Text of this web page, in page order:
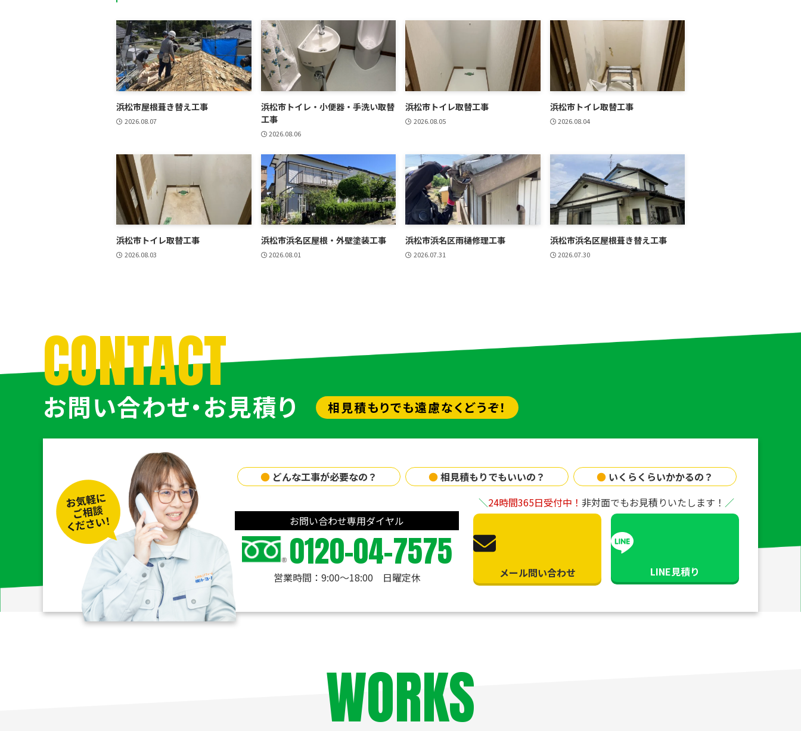
浜松市屋根葺き替え工事
2026.08.07
浜松市トイレ・小便器・手洗い取替
工事
2026.08.06
浜松市トイレ取替工事
2026.08.05
浜松市トイレ取替工事
2026.08.04
浜松市トイレ取替工事
2026.08.03
浜松市浜名区屋根・外壁塗装工事
2026.08.01
浜松市浜名区雨樋修理工事
2026.07.31
浜松市浜名区屋根葺き替え工事
2026.07.30
CONTACT
お問い合わせ・お見積り 相見積もりでも遠慮なくどうぞ！
● どんな工事が必要なの？ ●相見積もりでもいいの？ ● いくらくらいかかるの？
お問い合わせ専用ダイヤル
0120-04-7575
営業時間：9:00〜18:00 日曜定休
24時間365日受付中！ 非対面でもお見積りいたします！
メール問い合わせ LINE見積り
WORKS